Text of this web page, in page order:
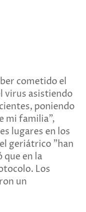
cometido el
virus asistiendo
poniendo
mi familia",
lugares en los
geriátrico "han
que en la
Los
un